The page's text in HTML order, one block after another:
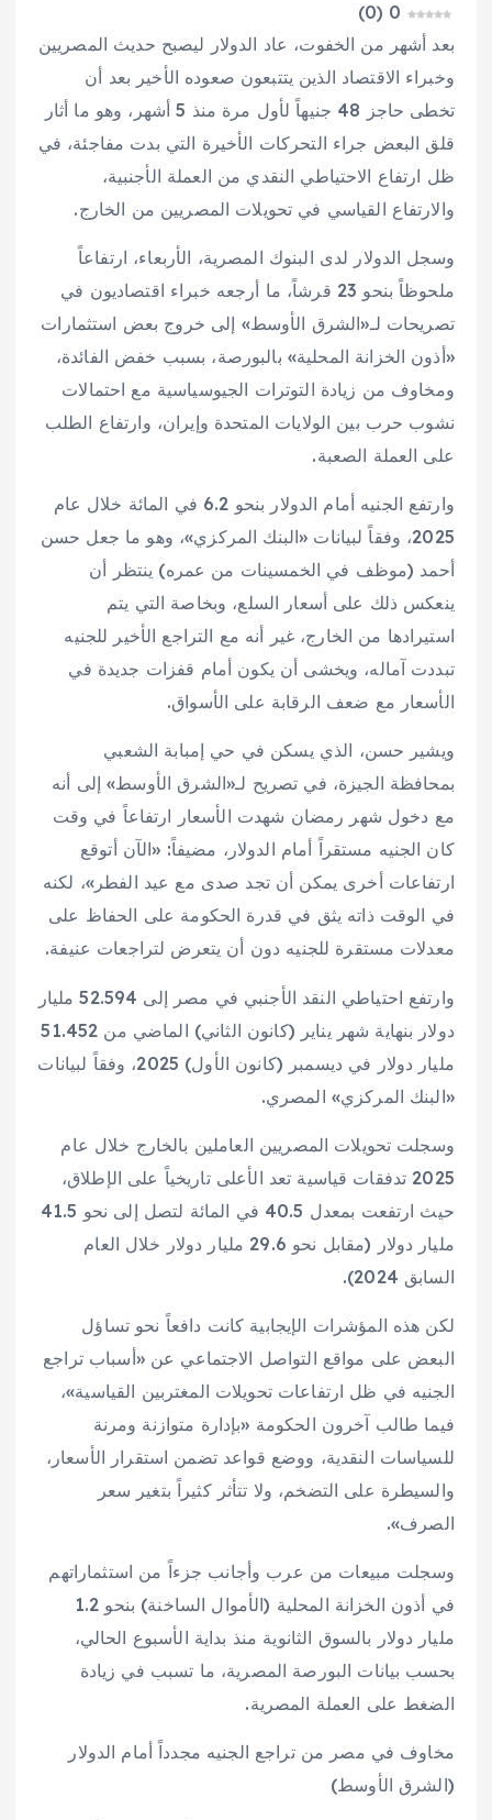
0
(
0
)
بعد أشهر من الخفوت، عاد الدولار ليصبح حديث المصريين
وخبراء الاقتصاد الذين يتتبعون صعوده الأخير بعد أن
تخطى حاجز 48 جنيهاً لأول مرة منذ 5 أشهر، وهو ما أثار
قلق البعض جراء التحركات الأخيرة التي بدت مفاجئة، في
ظل ارتفاع الاحتياطي النقدي من العملة الأجنبية،
والارتفاع القياسي في تحويلات المصريين من الخارج.
وسجل الدولار لدى البنوك المصرية، الأربعاء، ارتفاعاً
ملحوظاً بنحو 23 قرشاً، ما أرجعه خبراء اقتصاديون في
تصريحات لـ«الشرق الأوسط» إلى خروج بعض استثمارات
«أذون الخزانة المحلية» بالبورصة، بسبب خفض الفائدة،
ومخاوف من زيادة التوترات الجيوسياسية مع احتمالات
نشوب حرب بين الولايات المتحدة وإيران، وارتفاع الطلب
على العملة الصعبة.
وارتفع الجنيه أمام الدولار بنحو 6.2 في المائة خلال عام
2025، وفقاً لبيانات «البنك المركزي»، وهو ما جعل حسن
أحمد (موظف في الخمسينات من عمره) ينتظر أن
ينعكس ذلك على أسعار السلع، وبخاصة التي يتم
استيرادها من الخارج، غير أنه مع التراجع الأخير للجنيه
تبددت آماله، ويخشى أن يكون أمام قفزات جديدة في
الأسعار مع ضعف الرقابة على الأسواق.
ويشير حسن، الذي يسكن في حي إمبابة الشعبي
بمحافظة الجيزة، في تصريح لـ«الشرق الأوسط» إلى أنه
مع دخول شهر رمضان شهدت الأسعار ارتفاعاً في وقت
كان الجنيه مستقراً أمام الدولار، مضيفاً: «الآن أتوقع
ارتفاعات أخرى يمكن أن تجد صدى مع عيد الفطر»، لكنه
في الوقت ذاته يثق في قدرة الحكومة على الحفاظ على
معدلات مستقرة للجنيه دون أن يتعرض لتراجعات عنيفة.
وارتفع احتياطي النقد الأجنبي في مصر إلى 52.594 مليار
دولار بنهاية شهر يناير (كانون الثاني) الماضي من 51.452
مليار دولار في ديسمبر (كانون الأول) 2025، وفقاً لبيانات
«البنك المركزي» المصري.
وسجلت تحويلات المصريين العاملين بالخارج خلال عام
2025 تدفقات قياسية تعد الأعلى تاريخياً على الإطلاق،
حيث ارتفعت بمعدل 40.5 في المائة لتصل إلى نحو 41.5
مليار دولار (مقابل نحو 29.6 مليار دولار خلال العام
السابق 2024).
لكن هذه المؤشرات الإيجابية كانت دافعاً نحو تساؤل
البعض على مواقع التواصل الاجتماعي عن «أسباب تراجع
الجنيه في ظل ارتفاعات تحويلات المغتربين القياسية»،
فيما طالب آخرون الحكومة «بإدارة متوازنة ومرنة
للسياسات النقدية، ووضع قواعد تضمن استقرار الأسعار،
والسيطرة على التضخم، ولا تتأثر كثيراً بتغير سعر
الصرف».
وسجلت مبيعات من عرب وأجانب جزءاً من استثماراتهم
في أذون الخزانة المحلية (الأموال الساخنة) بنحو 1.2
مليار دولار بالسوق الثانوية منذ بداية الأسبوع الحالي،
بحسب بيانات البورصة المصرية، ما تسبب في زيادة
الضغط على العملة المصرية.
مخاوف في مصر من تراجع الجنيه مجدداً أمام الدولار
(الشرق الأوسط)